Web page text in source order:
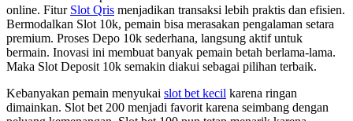
online. Fitur Slot Qris menjadikan transaksi lebih praktis dan efisien.
Bermodalkan Slot 10k, pemain bisa merasakan pengalaman setara
premium. Proses Depo 10k sederhana, langsung aktif untuk
bermain. Inovasi ini membuat banyak pemain betah berlama-lama.
Maka Slot Deposit 10k semakin diakui sebagai pilihan terbaik.
Kebanyakan pemain menyukai slot bet kecil karena ringan
dimainkan. Slot bet 200 menjadi favorit karena seimbang dengan